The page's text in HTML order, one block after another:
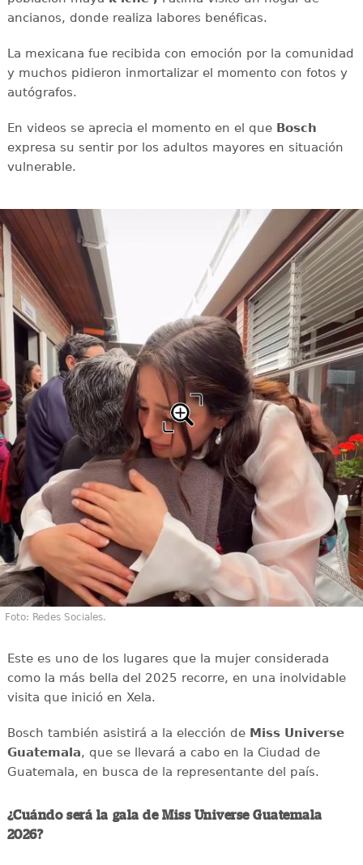
ancianos, donde realiza labores benéficas.
La mexicana fue recibida con emoción por la comunidad
y muchos pidieron inmortalizar el momento con fotos y
autógrafos.
En videos se aprecia el momento en el queBosch
expresa su sentir por los adultos mayores en situación
vulnerable.
Foto: Redes Sociales.
Este es uno de los lugares que la mujer considerada
como la más bella del 2025 recorre, en una inolvidable
visita que inició en Xela.
Bosch también asistirá a la elección deMiss Universe
Guatemala, que se llevará a cabo en la Ciudad de
Guatemala, en busca de la representante del país.
¿Cuándo será la gala de Miss Universe Guatemala
2026?